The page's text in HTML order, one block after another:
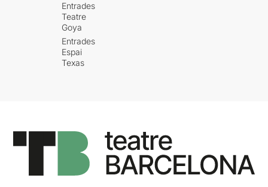
Entrades
Teatre
Goya
Entrades
Espai
Texas